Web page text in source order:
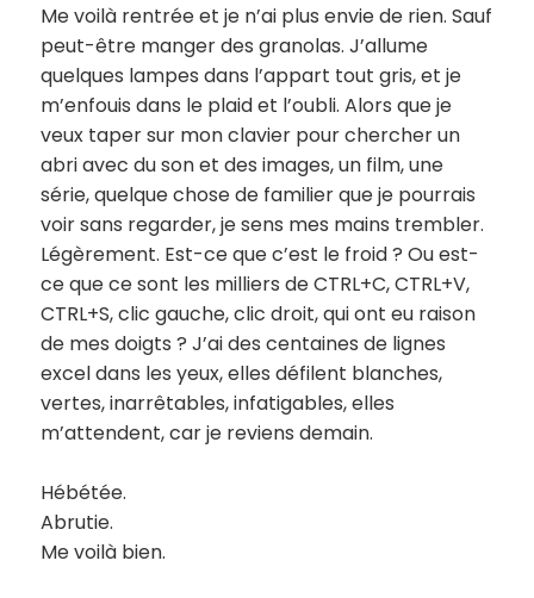
Me voilà rentrée et je n’ai plus envie de rien. Sauf
peut-être manger des granolas. J’allume
quelques lampes dans l’appart tout gris, et je
m’enfouis dans le plaid et l’oubli. Alors que je
veux taper sur mon clavier pour chercher un
abri avec du son et des images, un film, une
série, quelque chose de familier que je pourrais
voir sans regarder, je sens mes mains trembler.
Légèrement. Est-ce que c’est le froid ? Ou est-
ce que ce sont les milliers de CTRL+C, CTRL+V,
CTRL+S, clic gauche, clic droit, qui ont eu raison
de mes doigts ? J’ai des centaines de lignes
excel dans les yeux, elles défilent blanches,
vertes, inarrêtables, infatigables, elles
m’attendent, car je reviens demain.
Hébétée.
Abrutie.
Me voilà bien.